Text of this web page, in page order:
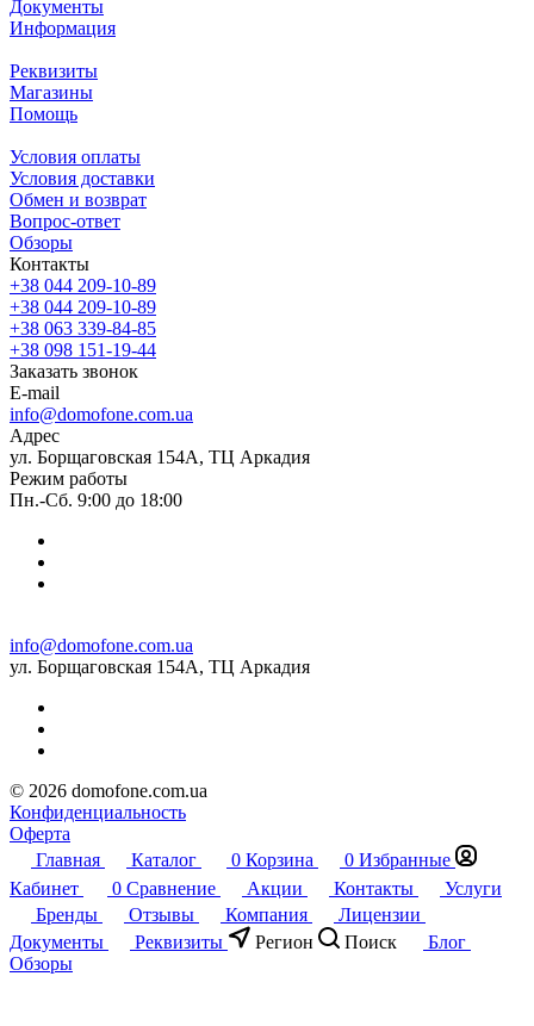
Документы
Информация
Реквизиты
Магазины
Помощь
Условия оплаты
Условия доставки
Обмен и возврат
Вопрос-ответ
Обзоры
Контакты
+38 044 209-10-89
+38 044 209-10-89
+38 063 339-84-85
+38 098 151-19-44
Заказать звонок
E-mail
info@domofone.com.ua
Адрес
ул. Борщаговская 154А, ТЦ Аркадия
Режим работы
Пн.-Сб. 9:00 до 18:00
info@domofone.com.ua
ул. Борщаговская 154А, ТЦ Аркадия
© 2026 domofone.com.ua
Конфиденциальность
Оферта
Главная
Каталог 0 Корзина 0 Избранные
Кабинет
0 Сравнение Акции Контакты
Услуги
Бренды
Отзывы Компания
Лицензии
Документы
Реквизиты Регион Поиск
Блог
Обзоры